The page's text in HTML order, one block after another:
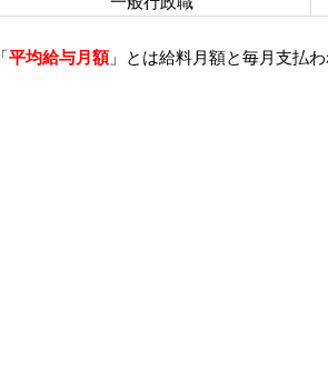
「平均給与月額」とは給料月額と毎月支払